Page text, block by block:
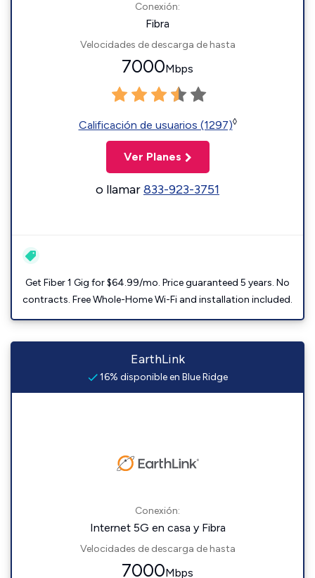
Conexión:
Fibra
Velocidades de descarga de hasta
7000Mbps
Calificación de usuarios (1297)◊
Ver Planes
o llamar833-923-3751
Get Fiber 1 Gig for $64.99/mo. Price guaranteed 5 years. No
contracts. Free Whole-Home Wi-Fi and installation included.
EarthLink
16% disponible en Blue Ridge
Conexión:
Internet 5G en casa y Fibra
Velocidades de descarga de hasta
7000Mbps